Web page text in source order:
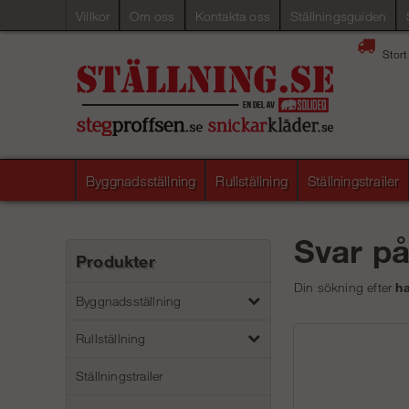
Villkor Om oss Kontakta oss Ställningsguiden
Stort
Byggnadsställning Rullställning Ställningstrailer
Produkter
Byggnadsställning
Rullställning
Ställningstrailer
Svar
Din sökning efter